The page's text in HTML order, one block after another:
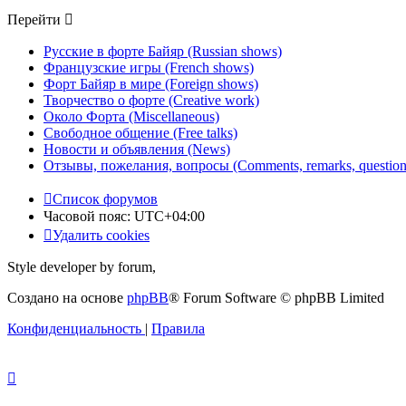
Перейти
Русские в форте Байяр (Russian shows)
Французские игры (French shows)
Форт Байяр в мире (Foreign shows)
Творчество о форте (Creative work)
Около Форта (Miscellaneous)
Свободное общение (Free talks)
Новости и объявления (News)
Отзывы, пожелания, вопросы (Comments, remarks,
Список форумов
Часовой пояс: UTC+04:00
Удалить cookies
Style developer by forum,
Создано на основе phpBB® Forum Software © phpBB Limited
Конфиденциальность | Правила